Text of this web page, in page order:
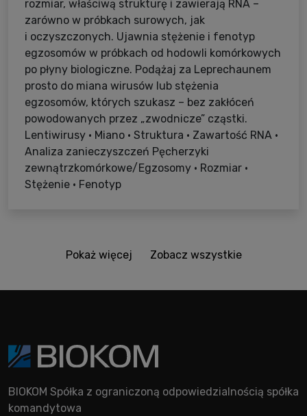
rozmiar, właściwą strukturę i zawierają RNA –
zarówno w próbkach surowych, jak
i oczyszczonych. Ujawnia stężenie i fenotyp
egzosomów w próbkach od hodowli komórkowych
po płyny biologiczne. Podążaj za Leprechaunem
prosto do miana wirusów lub stężenia
egzosomów, których szukasz – bez zakłóceń
powodowanych przez „zwodnicze” cząstki.
Lentiwirusy • Miano • Struktura • Zawartość RNA •
Analiza zanieczyszczeń Pęcherzyki
zewnątrzkomórkowe/Egzosomy • Rozmiar •
Stężenie • Fenotyp
Pokaż więcej Zobacz wszystkie
BIOKOM Spółka z ograniczoną odpowiedzialnością spółka
komandytowa